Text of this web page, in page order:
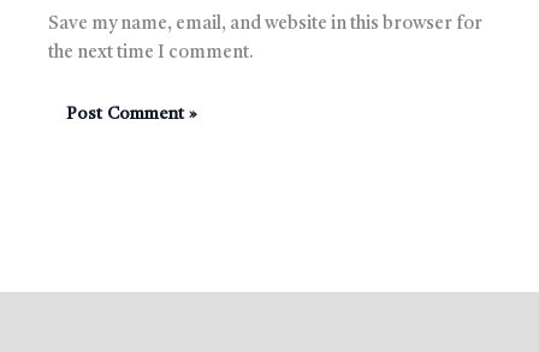
Save my name, email, and website in this browser for
the next time I comment.